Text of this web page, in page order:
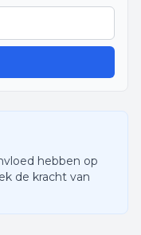
hebben op
de kracht van